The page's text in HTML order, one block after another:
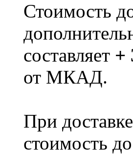
Стоимость
составляет +
от МКАД.
При
стоимость